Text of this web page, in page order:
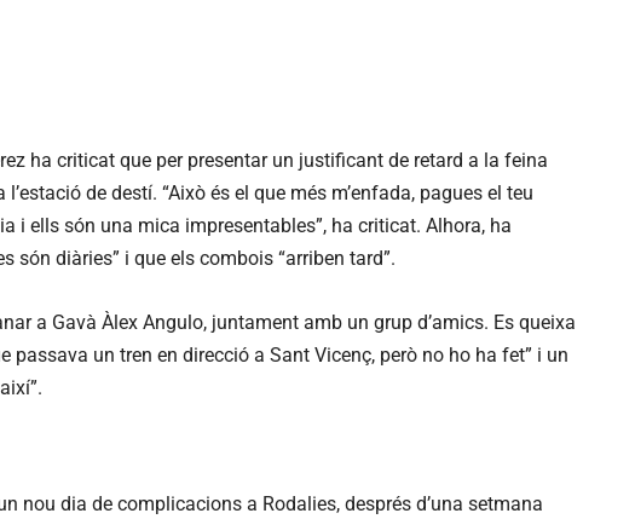
ha criticat que per presentar un justificant de retard a la feina
de destí. “Això és el que més m’enfada, pagues el teu
i ells són una mica impresentables”, ha criticat. Alhora, ha
són diàries” i que els combois “arriben tard”.
a Gavà Àlex Angulo, juntament amb un grup d’amics. Es queixa
passava un tren en direcció a Sant Vicenç, però no ho ha fet” i un
nou dia de complicacions a Rodalies, després d’una setmana